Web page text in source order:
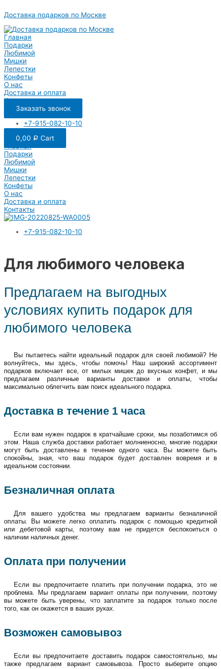
кДоставка подарков по Москве
Главная
Подарки
Любимой
Мишки
Лепестки
Конфеты
О нас
Доставка и оплата
Контакты
Заказать звонок
+7-915-082-10-10
0,00 Р Cart
Главная
Подарки
Любимой
Мишки
Лепестки
Конфеты
О нас
Доставка и оплата
Контакты
+7-915-082-10-10
Для любимого человека
Предлагаем на выгодных
условиях купить подарок для
любимого человека
Вы пытаетесь найти идеальный подарок для своей любимой? Не
волнуйтесь, мы здесь, чтобы помочь! Наш широкий ассортимент
подарков включает все, от милых мишек до вкусных конфет, и мы
предлагаем различные варианты доставки и оплаты, чтобы
максимально облегчить вам поиск идеального подарка.
Доставка в течение 1 часа
Если вам нужен подарок в кратчайшие сроки, мы позаботимся об
этом. Наша служба доставки работает молниеносно, многие подарки
могут быть доставлены в течение одного часа. Вы можете быть
спокойны, зная, что ваш подарок будет доставлен вовремя и в
идеальном состоянии.
Безналичная оплата
Для вашего удобства мы предлагаем варианты безналичной
оплаты. Вы можете легко оплатить подарок с помощью кредитной
или дебетовой карты, поэтому вам не придется беспокоиться о
наличии наличных денег.
Оплата при получении
Если вы предпочитаете платить при получении подарка, это не
проблема. Мы предлагаем вариант оплаты при получении, поэтому
вы можете быть уверены, что заплатите за подарок только после
того, как он окажется в ваших руках.
Возможен самовывоз
Если вы предпочитаете доставить подарок самостоятельно, мы
также предлагаем вариант самовывоза. Просто выберите опцию